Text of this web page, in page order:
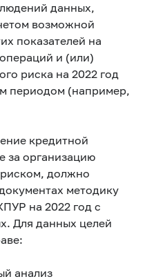
данных,
возможной
показателей на
и (или)
риска на 2022 год
периодом (например,
кредитной
за организацию
должно
методику
на 2022 год с
Для данных целей
анализ